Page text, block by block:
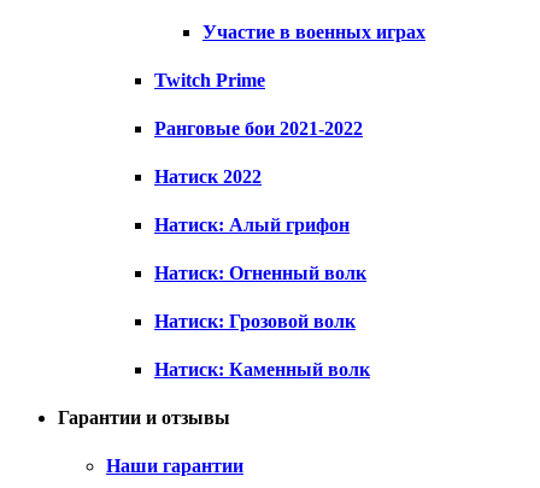
Участие в военных играх
Twitch Prime
Ранговые бои 2021-2022
Натиск 2022
Натиск: Алый грифон
Натиск: Огненный волк
Натиск: Грозовой волк
Натиск: Каменный волк
Гарантии и отзывы
Наши гарантии